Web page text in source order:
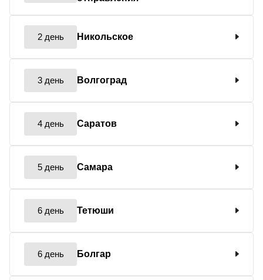
2 день Никольское
3 день Волгоград
4 день Саратов
5 день Самара
6 день Тетюши
6 день Болгар